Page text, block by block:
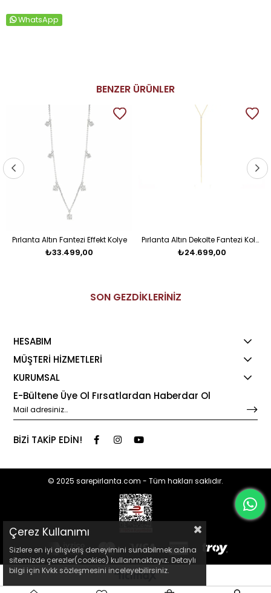
WhatsApp
BENZER ÜRÜNLER
Pırlanta Altın Fantezi Effekt Kolye
₺33.499,00
Pırlanta Altın Dekolte Fantezi Kolye
₺24.699,00
SON GEZDİKLERİNİZ
HESABIM
MÜŞTERİ HİZMETLERİ
KURUMSAL
E-Bültene Üye Ol Fırsatlardan Haberdar Ol
BİZİ TAKİP EDİN!
© 2025 sarepirlanta.com - Tüm hakları saklıdır.
Çerez Kullanımı
Sizlere en iyi alışveriş deneyimini sunabilmek adına
sitemizde çerezler(cookies) kullanmaktayız. Detaylı
bilgi için Kvkk sözleşmesini inceleyebilirsiniz.